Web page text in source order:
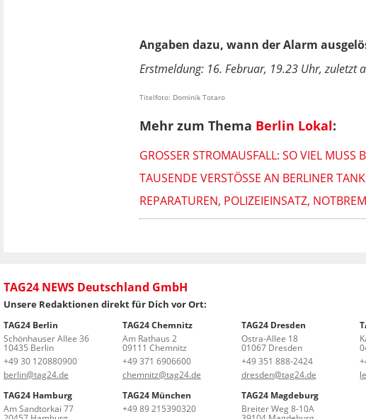
Angaben dazu, wann der Alarm
Erstmeldung: 16. Februar, 19.23 Uhr, zuletzt
Titelfoto: Dominik Totaro
Mehr zum Thema Berlin Lokal:
GROSSER STROMAUSFALL: SO VIEL MUSS
TAUSENDE VERSTÖSSE AN BERLINER
REPARATUREN, POLIZEIEINSATZ,
TAG24 NEWS Deutschland GmbH
Unsere Redaktionen direkt für Dich vor Ort:
TAG24 Berlin
Schönhauser Allee 36
10435 Berlin
+49 30 120880900
berlin@tag24.de
TAG24 Chemnitz
Am Rathaus 2
09111 Chemnitz
+49 371 6906600
chemnitz@tag24.de
TAG24 Dresden
Ostra-Allee 18
01067 Dresden
+49 351 888-2424
dresden@tag24.de
TAG24 Hamburg
Am Sandtorkai 77
TAG24 München
+49 89 215390320
TAG24 Magdeburg
Breiter Weg 8-10A